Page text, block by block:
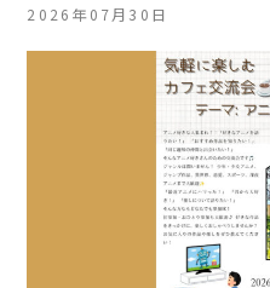
2026年07月30日